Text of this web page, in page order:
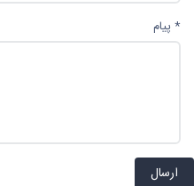
* پیام
ارسال